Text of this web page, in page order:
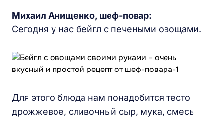
Михаил Анищенко, шеф-повар:
Сегодня у нас бейгл с печеными овощами.
Для этого блюда нам понадобится тесто
дрожжевое, сливочный сыр, мука, смесь